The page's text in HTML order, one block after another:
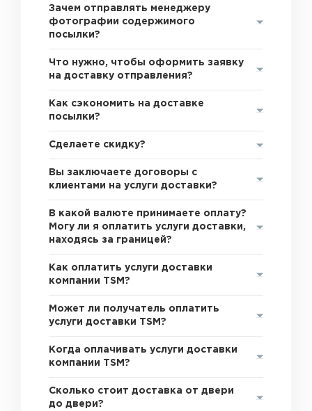
Зачем отправлять менеджеру
фотографии содержимого
посылки?
Что нужно, чтобы оформить заявку
на доставку отправления?
Как сэкономить на доставке
посылки?
Сделаете скидку?
Вы заключаете договоры с
клиентами на услуги доставки?
В какой валюте принимаете оплату?
Могу ли я оплатить услуги доставки,
находясь за границей?
Как оплатить услуги доставки
компании TSM?
Может ли получатель оплатить
услуги доставки TSM?
Когда оплачивать услуги доставки
компании TSM?
Сколько стоит доставка от двери
до двери?